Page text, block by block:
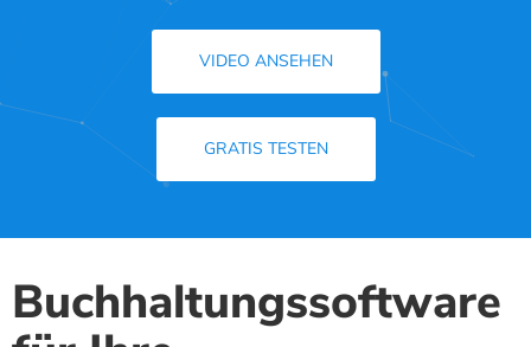
VIDEO ANSEHEN
GRATIS TESTEN
Buchhaltungssoftware